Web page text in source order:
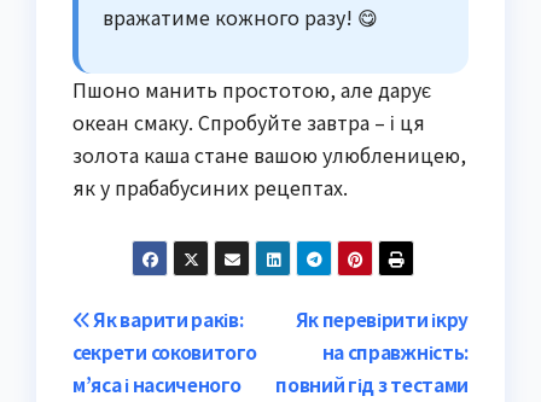
вражатиме кожного разу! 😋
Пшоно манить простотою, але дарує
океан смаку. Спробуйте завтра – і ця
золота каша стане вашою улюбленицею,
як у прабабусиних рецептах.
Post
navigation
Як перевірити ікру
на справжність:
повний гід з тестами
Як варити раків:
секрети соковитого
м’яса і насиченого